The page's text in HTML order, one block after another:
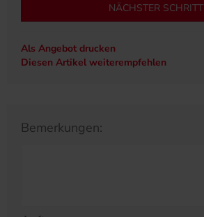
NÄCHSTER SCHRITT
Als Angebot drucken
Diesen Artikel weiterempfehlen
Bemerkungen: